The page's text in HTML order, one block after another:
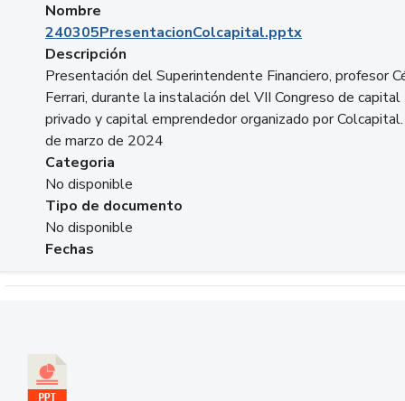
Nombre
240305PresentacionColcapital.pptx
Descripción
Presentación del Superintendente Financiero, profesor
Ferrari, durante la instalación del VII Congreso de capital
privado y capital emprendedor organizado por
de marzo de 2024
Categoria
No disponible
Tipo de documento
No disponible
Fechas